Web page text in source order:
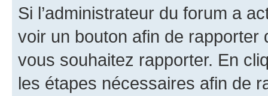
Si l’administrateur du forum a
voir un bouton afin de
vous souhaitez rapporter. En
les étapes nécessaires afin de